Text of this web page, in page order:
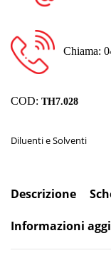
Chiama:
COD: TH7.028
Diluenti e Solventi
Descrizione
Informazioni